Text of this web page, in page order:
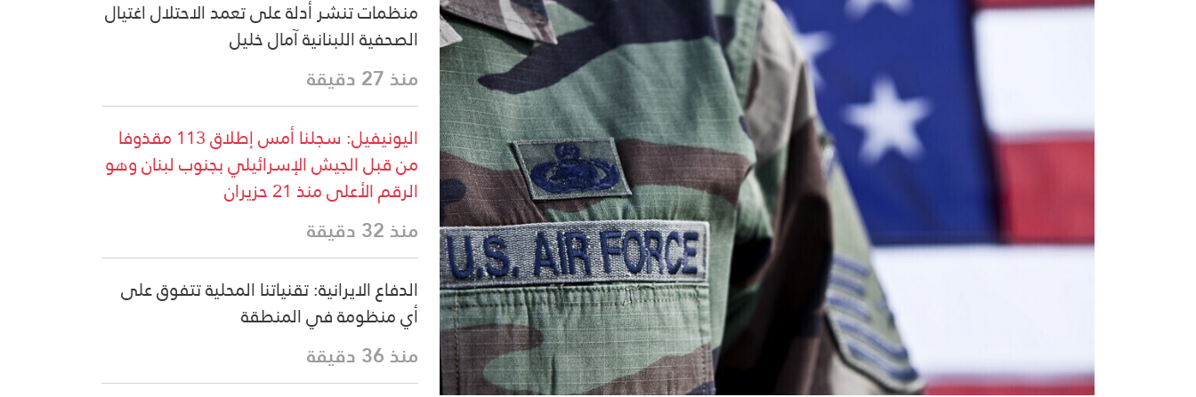
منظمات تنشر أدلة على تعمد الاحتلال اغتيال
الصحفية اللبنانية آمال خليل
منذ 27 دقيقة
اليونيفيل: سجلنا أمس إطلاق 113 مقذوفا
من قبل الجيش الإسرائيلي بجنوب لبنان وهو
الرقم الأعلى منذ 21 حزيران
منذ 32 دقيقة
الدفاع الايرانية: تقنياتنا المحلية تتفوق على
أي منظومة في المنطقة
منذ 36 دقيقة